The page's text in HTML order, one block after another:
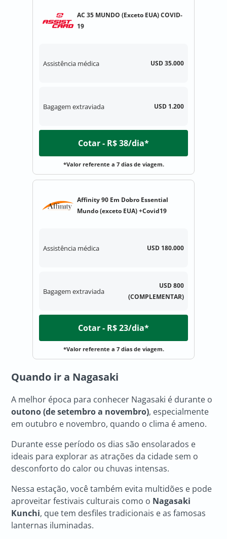
AC 35 MUNDO (Exceto EUA) COVID-
19
Assistência médica USD 35.000
Bagagem extraviada USD 1.200
Cotar - R$ 38/dia*
*Valor referente a 7 dias de viagem.
Affinity 90 Em Dobro Essential
Mundo (exceto EUA) +Covid19
Assistência médica USD 180.000
Bagagem extraviada
USD 800
(COMPLEMENTAR)
Cotar - R$ 23/dia*
*Valor referente a 7 dias de viagem.
Quando ir a Nagasaki
A melhor época para conhecer Nagasaki é durante o
outono (de setembro a novembro), especialmente
em outubro e novembro, quando o clima é ameno.
Durante esse período os dias são ensolarados e
ideais para explorar as atrações da cidade sem o
desconforto do calor ou chuvas intensas.
Nessa estação, você também evita multidões e pode
aproveitar festivais culturais como o Nagasaki
Kunchi, que tem desfiles tradicionais e as famosas
lanternas iluminadas.